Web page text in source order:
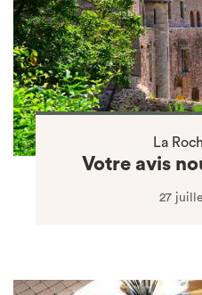
La
Votre avis
27